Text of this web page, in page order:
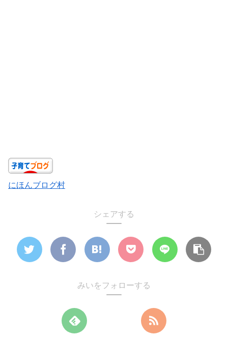
にほんブログ村
シェアする
みいをフォローする